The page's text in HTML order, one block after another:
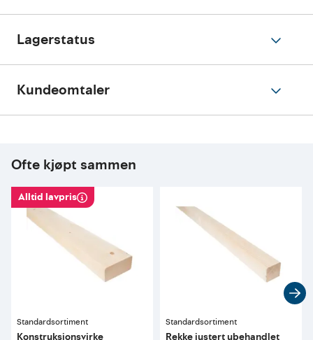
Lagerstatus
Kundeomtaler
Ofte kjøpt sammen
Alltid lavpris
Standardsortiment
Konstruksjonsvirke
Standardsortiment
Rekke justert ubehandlet